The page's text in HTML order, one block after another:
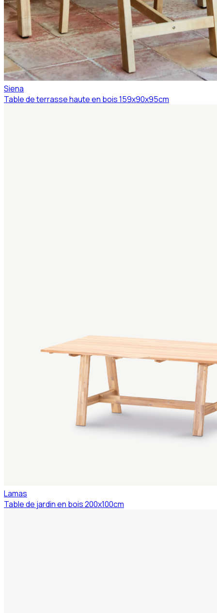
Siena
Table de terrasse haute en bois 159x90x95cm
Lamas
Table de jardin en bois 200x100cm